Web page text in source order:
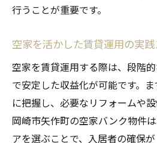
行うことが重要です。
空家を活かした賃貸運用の実
空家を賃貸運用する際は、段階
で安定した収益化が可能です。
に把握し、必要なリフォームや設
岡崎市矢作町の空家バンク物件
アを選ぶことで、入居者の確保が